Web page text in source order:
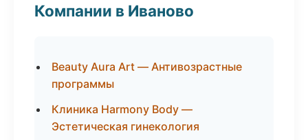
Компании в Иваново
Beauty Aura Art — Антивозрастные
программы
Клиника Harmony Body —
Эстетическая гинекология